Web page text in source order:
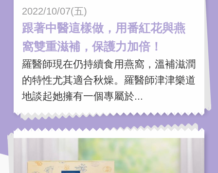
2022/10/07(五)
跟著中醫這樣做，用番紅花與燕
窩雙重滋補，保護力加倍！
羅醫師現在仍持續食用燕窩，溫補滋潤
的特性尤其適合秋燥。羅醫師津津樂道
地談起她擁有一個專屬於...